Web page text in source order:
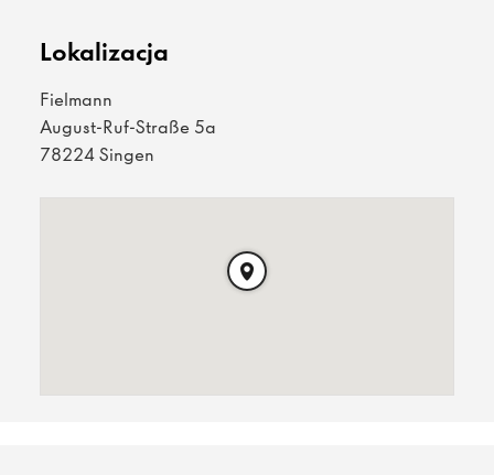
Lokalizacja
Fielmann
August-Ruf-Straße 5a
78224 Singen